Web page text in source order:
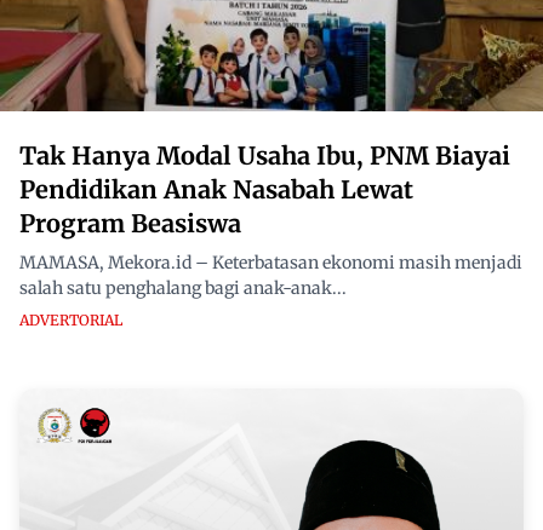
Tak Hanya Modal Usaha Ibu, PNM Biayai
Pendidikan Anak Nasabah Lewat
Program Beasiswa
MAMASA, Mekora.id – Keterbatasan ekonomi masih menjadi
salah satu penghalang bagi anak-anak...
ADVERTORIAL